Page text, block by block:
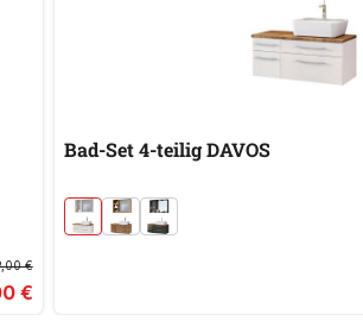
€
€
Bad-Set 4-teilig DAVOS